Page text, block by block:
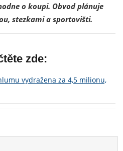
o koupi. Obvod plánuje
stezkami a sportovišti.
zde:
vydražena za 4,5 milionu,